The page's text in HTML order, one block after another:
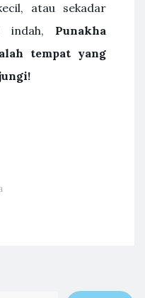
atau sekadar
indah, Punakha
tempat yang